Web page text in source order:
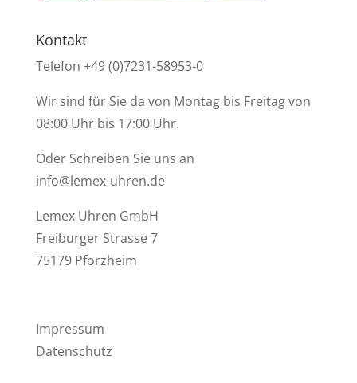
Kontakt
Telefon +49 (0)7231-58953-0
Wir sind für Sie da von Montag bis Freitag von
08:00 Uhr bis 17:00 Uhr.
Oder Schreiben Sie uns an
info@lemex-uhren.de
Lemex Uhren GmbH
Freiburger Strasse 7
75179 Pforzheim
Impressum
Datenschutz